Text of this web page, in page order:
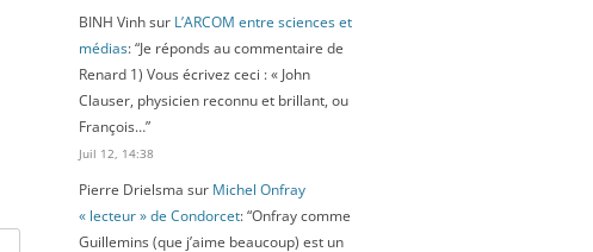
BINH Vinhsur L’ARCOM entre sciences et
médias: “Je réponds au commentaire de
Renard 1) Vous écrivez ceci : « John
Clauser, physicien reconnu et brillant, ou
François…”
Juil 12, 14:38
Pierre Drielsma sur Michel Onfray
« lecteur » de Condorcet: “Onfray comme
Guillemins (que j’aime beaucoup) est un